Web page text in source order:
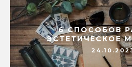
6 СПОСОБОВ
ЭСТЕТИЧЕСКОЕ